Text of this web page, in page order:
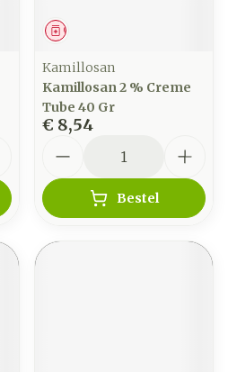
Geneesmiddel
Kamillosan
Kamillosan 2 % Creme
Tube 40 Gr
€ 8,54
Bestel